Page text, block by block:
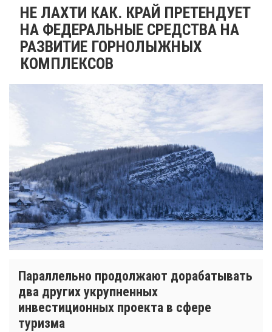
НЕ ЛАХТИ КАК. КРАЙ ПРЕТЕНДУЕТ
НА ФЕДЕРАЛЬНЫЕ СРЕДСТВА НА
РАЗВИТИЕ ГОРНОЛЫЖНЫХ
КОМПЛЕКСОВ
Параллельно продолжают дорабатывать
два других укрупненных
инвестиционных проекта в сфере
туризма